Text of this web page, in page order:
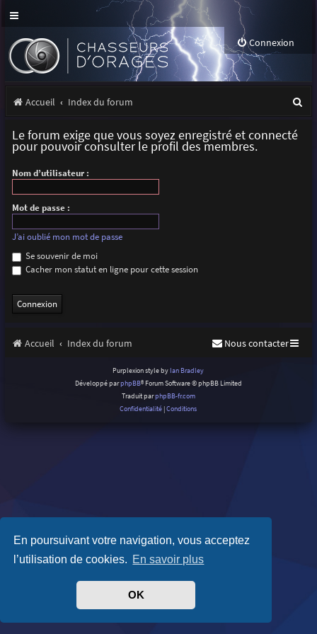
En poursuivant votre navigation, vous acceptez
l’utilisation de cookies. En savoir plus
OK
Connexion
Accueil Index du forum
Le forum exige que vous soyez enregistré et connecté
pour pouvoir consulter le profil des membres.
Nom d’utilisateur :
Mot de passe :
J’ai oublié mon mot de passe
Se souvenir de moi
Cacher mon statut en ligne pour cette session
Accueil Index du forum Nous contacter
Purplexion style by Ian Bradley
Développé parphpBB® Forum Software © phpBB Limited
Traduit parphpBB-fr.com
Confidentialité |Conditions